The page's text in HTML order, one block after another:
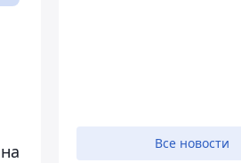
Все новости